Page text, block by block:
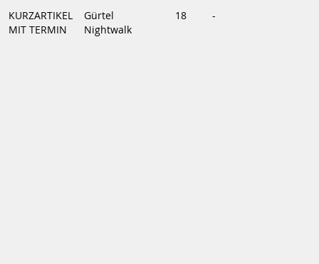
KURZARTIKEL
MIT TERMIN
Gürtel
Nightwalk
18 -